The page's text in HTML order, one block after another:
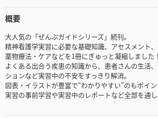
概要
大人気の「ぜんぶガイドシリーズ」続刊。
精神看護学実習に必要な基礎知識、アセスメント、
薬物療法・ケアなどを1冊にぎゅっと凝縮しました！
よくある出合う疾患の知識から、患者さんの生活
ションなど実習中の不安をすっきり解消。
図表・イラストが豊富で“わかりやすい”のもポイン
実習の事前学習や実習中のレポートなど全部を通し